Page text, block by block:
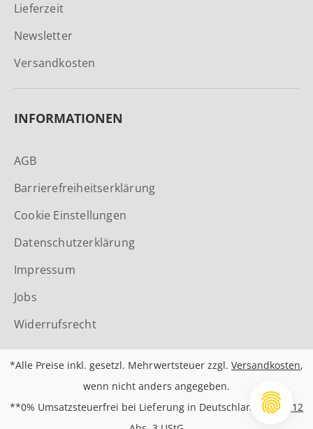
Lieferzeit
Newsletter
Versandkosten
INFORMATIONEN
AGB
Barrierefreiheitserklärung
Cookie Einstellungen
Datenschutzerklärung
Impressum
Jobs
Widerrufsrecht
*Alle Preise inkl. gesetzl. Mehrwertsteuer zzgl.Versandkosten,
wenn nicht anders angegeben.
**0% Umsatzsteuerfrei bei Lieferung in Deutschland nach
§12